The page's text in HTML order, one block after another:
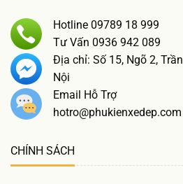
Hotline 09789 18 999
Tư Vấn 0936 942 089
Địa chỉ: Số 15, Ngõ 2,
Nội
Email Hỗ Trợ
hotro@phukienxedep.com
CHÍNH SÁCH